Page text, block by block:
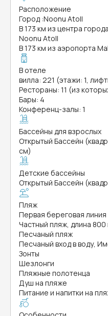
Расположение
Город :Noonu Atoll
В 173 км из центра
Noonu Atoll
В 173 км из аэропорта
В отеле
вилла: 221 (этажи: 1,
Рестораны: 11 (из
Бары: 4
Конференц-залы: 1
Бассейны для взрослых
Открытый Бассейн
см)
Детские бассейны
Открытый Бассейн
Пляж
Первая береговая линия
Частный пляж, длина 800
Песчаный пляж
Песчаный вход в воду,
Зонты
Шезлонги
Пляжные полотенца
Душ на пляже
Питание и напитки на